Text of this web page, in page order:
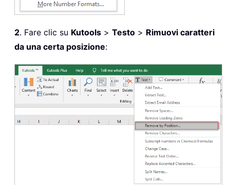
2. Fare clic su Kutools > Testo > Rimuovi caratteri
da una certa posizione: